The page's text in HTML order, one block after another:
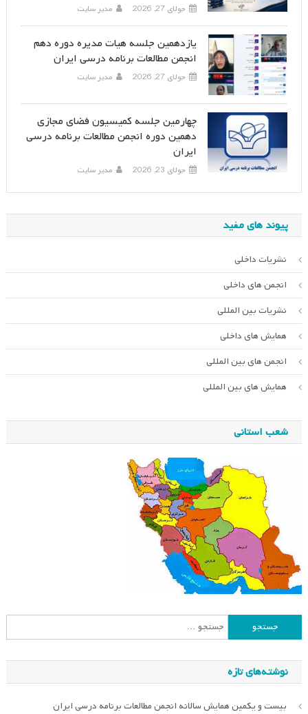
جولای 27, 2026 مدیر سایت
یازدهمین جلسه هیات مدیره دوره دهم
انجمن مطالعات برنامه درسی ایران
جولای 27, 2026 مدیر سایت
چهارمین جلسه کمیسیون فضای مجازی
دهمین دوره انجمن مطالعات برنامه درسی
ایران
جولای 23, 2026 مدیر سایت
پیوند های مفید
نشریات داخلی
انجمن های داخلی
نشریات بین المللی
همایش های داخلی
انجمن های بین المللی
همایش های بین المللی
شعب استانی
جستجو
برای:
نوشته‌های تازه
بیست و یکمین همایش سالانه انجمن مطالعات برنامه درسی ایران